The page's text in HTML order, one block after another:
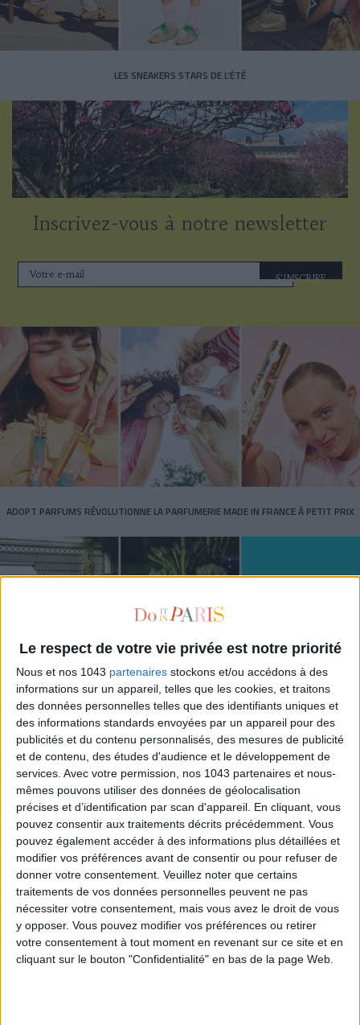
Le respect de votre vie privée est notre priorité
Nous et nos 1043 partenaires stockons et/ou accédons à des
informations sur un appareil, telles que les cookies, et traitons
des données personnelles telles que des identifiants uniques et
des informations standards envoyées par un appareil pour des
publicités et du contenu personnalisés, des mesures de publicité
et de contenu, des études d'audience et le développement de
services. Avec votre permission, nos 1043 partenaires et nous-
mêmes pouvons utiliser des données de géolocalisation
précises et d’identification par scan d'appareil. En cliquant, vous
pouvez consentir aux traitements décrits précédemment. Vous
pouvez également accéder à des informations plus détaillées et
modifier vos préférences avant de consentir ou pour refuser de
donner votre consentement. Veuillez noter que certains
traitements de vos données personnelles peuvent ne pas
nécessiter votre consentement, mais vous avez le droit de vous
y opposer. Vous pouvez modifier vos préférences ou retirer
votre consentement à tout moment en revenant sur ce site et en
cliquant sur le bouton "Confidentialité" en bas de la page Web.
LES SNEAKERS STARS DE L’ÉTÉ
Inscrivez-vous à notre newsletter
S'INSCRIRE
ADOPT PARFUMS RÉVOLUTIONNE LA PARFUMERIE MADE IN FRANCE À PETIT PRIX
TOUT CE QUE VOUS DEVEZ FAIRE À PARIS EN AOÛT
LES SPF 50 QUI DONNENT ENVIE DE SE TARTINER